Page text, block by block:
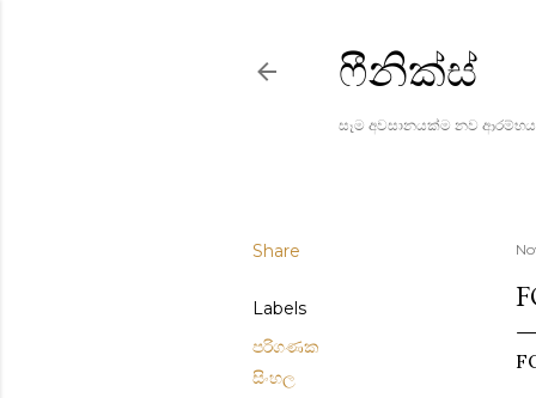
ෆීනික්ස්
සෑම අවසානයක්ම නව
Share
Labels
පරිගණක
සිංහල